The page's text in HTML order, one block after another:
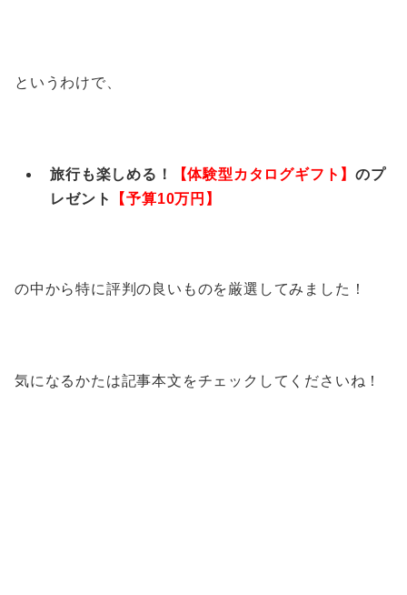
というわけで、
旅行も楽しめる！ 【体験型カタログギフト 】のプ
レゼント
【予算10万円】
の中から特に評判の良いものを厳選してみました！
気になるかたは記事本文をチェックしてくださいね！